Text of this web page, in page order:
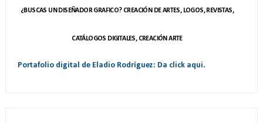
¿BUSCAS UN DISEÑADOR GRAFICO? CREACIÓN DE ARTES, LOGOS, REVISTAS,
CATÁLOGOS DIGITALES, CREACIÓN ARTE
Portafolio digital de Eladio Rodríguez: Da click aqui.